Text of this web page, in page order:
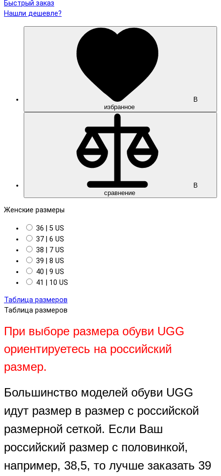
Быстрый заказ
Нашли дешевле?
В
избранное
В
сравнение
Женские размеры
36 | 5 US
37 | 6 US
38 | 7 US
39 | 8 US
40 | 9 US
41 | 10 US
Таблица размеров
Таблица размеров
При выборе размера обуви UGG
ориентируетесь на российский
размер.
Большинство моделей обуви UGG
идут размер в размер с российской
размерной сеткой. Если Ваш
российский размер с половинкой,
например, 38,5, то лучше заказать 39